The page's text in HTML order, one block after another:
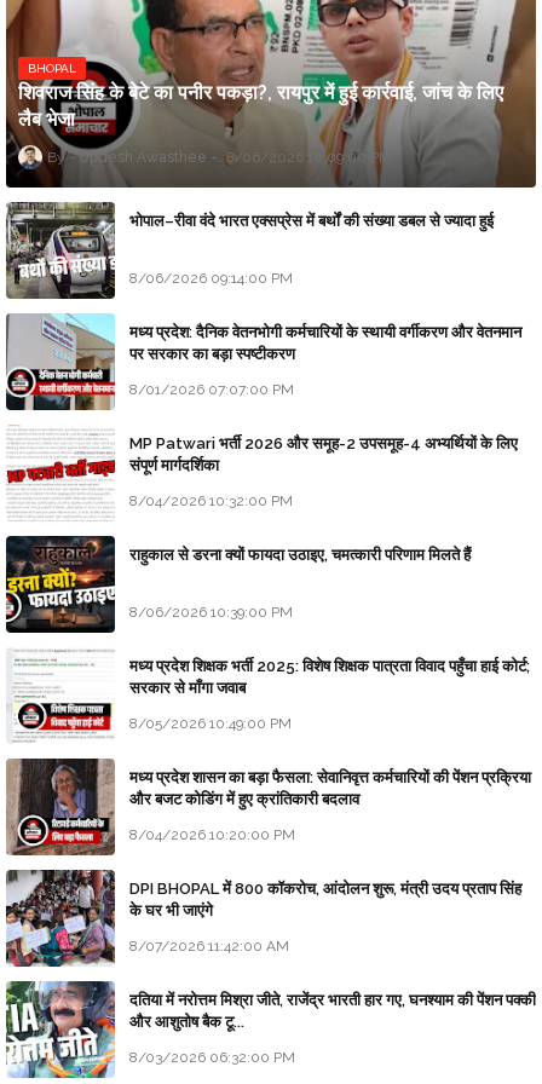
BHOPAL
शिवराज सिंह के बेटे का पनीर पकड़ा?, रायपुर में हुई कार्रवाई, जांच के लिए
लैब भेजा
Updesh Awasthee 8/06/2026 10:09:00 PM
भोपाल–रीवा वंदे भारत एक्सप्रेस में बर्थों की संख्या डबल से ज्यादा हुई
8/06/2026 09:14:00 PM
मध्य प्रदेश: दैनिक वेतनभोगी कर्मचारियों के स्थायी वर्गीकरण और वेतनमान
पर सरकार का बड़ा स्पष्टीकरण
8/01/2026 07:07:00 PM
MP Patwari भर्ती 2026 और समूह-2 उपसमूह-4 अभ्यर्थियों के लिए
संपूर्ण मार्गदर्शिका
8/04/2026 10:32:00 PM
राहुकाल से डरना क्यों फायदा उठाइए, चमत्कारी परिणाम मिलते हैं
8/06/2026 10:39:00 PM
मध्य प्रदेश शिक्षक भर्ती 2025: विशेष शिक्षक पात्रता विवाद पहुँचा हाई कोर्ट;
सरकार से माँगा जवाब
8/05/2026 10:49:00 PM
मध्य प्रदेश शासन का बड़ा फैसला: सेवानिवृत्त कर्मचारियों की पेंशन प्रक्रिया
और बजट कोडिंग में हुए क्रांतिकारी बदलाव
8/04/2026 10:20:00 PM
DPI BHOPAL में 800 कॉकरोच, आंदोलन शुरू, मंत्री उदय प्रताप सिंह
के घर भी जाएंगे
8/07/2026 11:42:00 AM
दतिया में नरोत्तम मिश्रा जीते, राजेंद्र भारती हार गए, घनश्याम की पेंशन पक्की
और आशुतोष बैक टू...
8/03/2026 06:32:00 PM